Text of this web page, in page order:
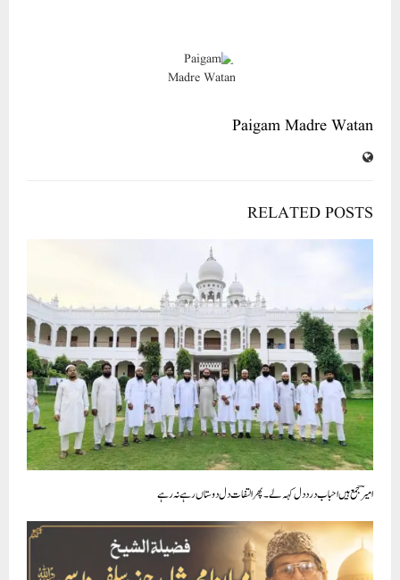
Paigam Madre Watan
RELATED POSTS
امیرؔ جمع ہیں احباب درد دل کہہ لے ۔ پھر التفات دل دوستاں رہے نہ رہے